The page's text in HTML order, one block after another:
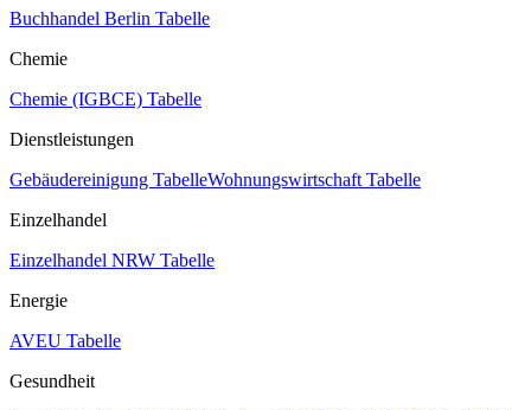
Buchhandel Berlin Tabelle
Chemie
Chemie (IGBCE) Tabelle
Dienstleistungen
Gebäudereinigung TabelleWohnungswirtschaft Tabelle
Einzelhandel
Einzelhandel NRW Tabelle
Energie
AVEU Tabelle
Gesundheit